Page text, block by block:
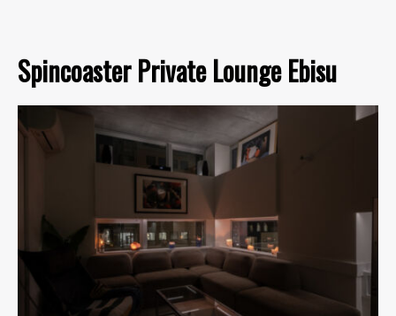
Spincoaster Private Lounge Ebisu